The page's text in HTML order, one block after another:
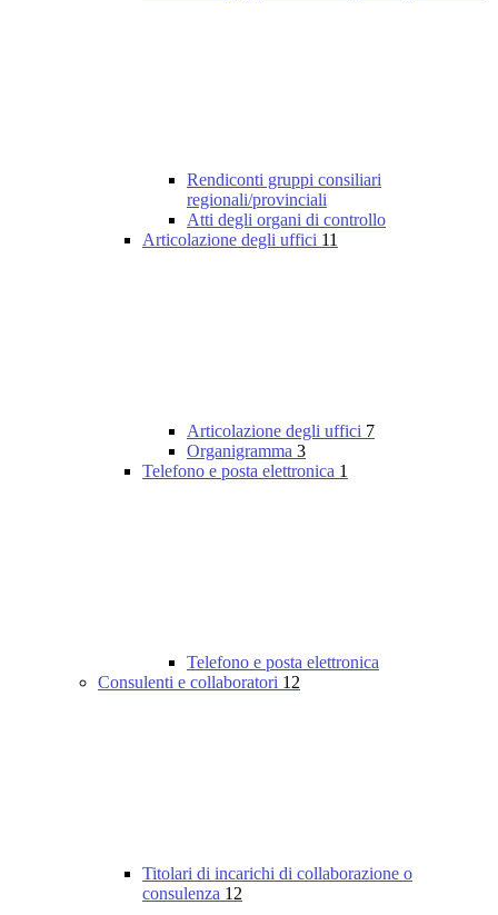
Rendiconti gruppi consiliari
regionali/provinciali
Atti degli organi di controllo
Articolazione degli uffici 11
Articolazione degli uffici 7
Organigramma 3
Telefono e posta elettronica 1
Telefono e posta elettronica
Consulenti e collaboratori 12
Titolari di incarichi di collaborazione o
consulenza 12